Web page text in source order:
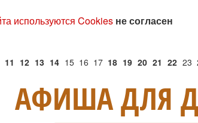
используются Cookies не согласен
11 12 13 14 15 16 17 18 19 20 21 22 23
АФИША ДЛЯ